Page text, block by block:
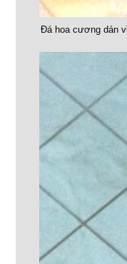
Đá hoa cương dán